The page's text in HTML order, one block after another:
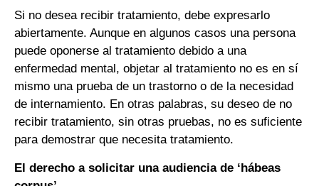
Si no desea recibir tratamiento, debe expresarlo
abiertamente. Aunque en algunos casos una persona
puede oponerse al tratamiento debido a una
enfermedad mental, objetar al tratamiento no es en sí
mismo una prueba de un trastorno o de la necesidad
de internamiento. En otras palabras, su deseo de no
recibir tratamiento, sin otras pruebas, no es suficiente
para demostrar que necesita tratamiento.
El derecho a solicitar una audiencia de ‘hábeas